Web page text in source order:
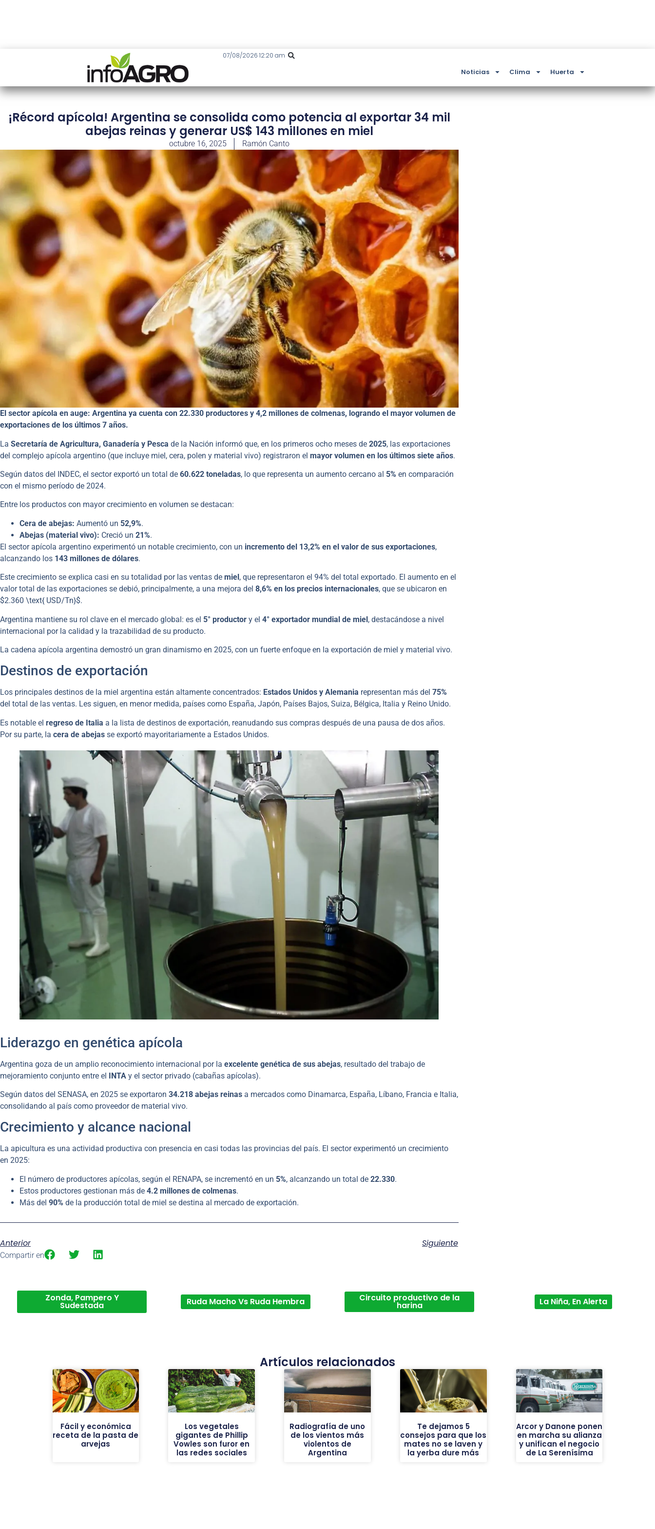
07/08/2026 12:20 am
Noticias Clima Huerta
¡Récord apícola! Argentina se consolida como potencia al exportar 34 mil
abejas reinas y generar US$ 143 millones en miel
octubre 16, 2025 Ramón Canto
El sector apícola en auge: Argentina ya cuenta con 22.330 productores y 4,2 millones de colmenas, logrando el mayor volumen de
exportaciones de los últimos 7 años.
La Secretaría de Agricultura, Ganadería y Pesca de la Nación informó que, en los primeros ocho meses de 2025, las exportaciones
del complejo apícola argentino (que incluye miel, cera, polen y material vivo) registraron el mayor volumen en los últimos siete años.
Según datos del INDEC, el sector exportó un total de 60.622 toneladas, lo que representa un aumento cercano al 5% en comparación
con el mismo período de 2024.
Entre los productos con mayor crecimiento en volumen se destacan:
Cera de abejas: Aumentó un 52,9%.
Abejas (material vivo): Creció un 21%.
El sector apícola argentino experimentó un notable crecimiento, con un incremento del 13,2% en el valor de sus exportaciones,
alcanzando los 143 millones de dólares.
Este crecimiento se explica casi en su totalidad por las ventas de miel, que representaron el 94% del total exportado. El aumento en el
valor total de las exportaciones se debió, principalmente, a una mejora del 8,6% en los precios internacionales, que se ubicaron en
$2.360 \text{ USD/Tn}$.
Argentina mantiene su rol clave en el mercado global: es el 5° productor y el 4° exportador mundial de miel, destacándose a nivel
internacional por la calidad y la trazabilidad de su producto.
La cadena apícola argentina demostró un gran dinamismo en 2025, con un fuerte enfoque en la exportación de miel y material vivo.
Destinos de exportación
Los principales destinos de la miel argentina están altamente concentrados: Estados Unidos y Alemania representan más del 75%
del total de las ventas. Les siguen, en menor medida, países como España, Japón, Países Bajos, Suiza, Bélgica, Italia y Reino Unido.
Es notable el regreso de Italia a la lista de destinos de exportación, reanudando sus compras después de una pausa de dos años.
Por su parte, la cera de abejas se exportó mayoritariamente a Estados Unidos.
Liderazgo en genética apícola
Argentina goza de un amplio reconocimiento internacional por la excelente genética de sus abejas, resultado del trabajo de
mejoramiento conjunto entre el INTA y el sector privado (cabañas apícolas).
Según datos del SENASA, en 2025 se exportaron 34.218 abejas reinas a mercados como Dinamarca, España, Líbano, Francia e Italia,
consolidando al país como proveedor de material vivo.
Crecimiento y alcance nacional
La apicultura es una actividad productiva con presencia en casi todas las provincias del país. El sector experimentó un crecimiento
en 2025:
El número de productores apícolas, según el RENAPA, se incrementó en un 5%, alcanzando un total de 22.330.
Estos productores gestionan más de 4.2 millones de colmenas.
Más del 90% de la producción total de miel se destina al mercado de exportación.
Anterior Siguiente
Compartir en
Zonda, Pampero Y
Sudestada Ruda Macho Vs Ruda Hembra Circuito productivo de la
harina La Niña, En Alerta
Artículos relacionados
Fácil y económica
receta de la pasta de
arvejas
Los vegetales
gigantes de Phillip
Vowles son furor en
las redes sociales
Radiografía de uno
de los vientos más
violentos de
Argentina
Te dejamos 5
consejos para que los
mates no se laven y
la yerba dure más
Arcor y Danone ponen
en marcha su alianza
y unifican el negocio
de La Serenísima